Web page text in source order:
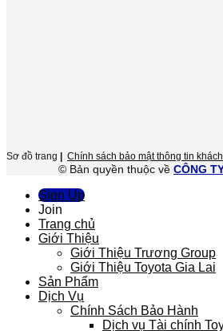
Sơ đồ trang | Chính sách bảo mật thông tin
© Bản quyền thuộc về CÔNG
Sign Up
Join
Trang chủ
Giới Thiệu
Giới Thiệu Trương Group
Giới Thiệu Toyota Gia Lai
Sản Phẩm
Dịch Vụ
Chính Sách Bảo Hành
Dịch vụ Tài chính